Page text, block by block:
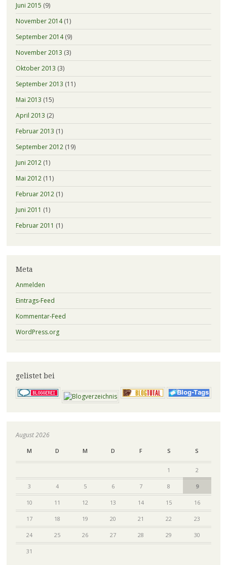
Juni 2015 (9)
November 2014(1)
September 2014(9)
November 2013 (3)
Oktober 2013 (3)
September 2013 (11)
Mai 2013 (15)
April 2013 (2)
Februar 2013 (1)
September 2012(19)
Juni 2012(1)
Mai 2012(11)
Februar 2012(1)
Juni 2011 (1)
Februar 2011 (1)
Meta
Anmelden
Eintrags-Feed
Kommentar-Feed
WordPress.org
gelistet bei
August 2026
M D M D F S S
1 2
3 4 5 6 7 8 9
10 11 12 13 14 15 16
17 18 19 20 21 22 23
24 25 26 27 28 29 30
31